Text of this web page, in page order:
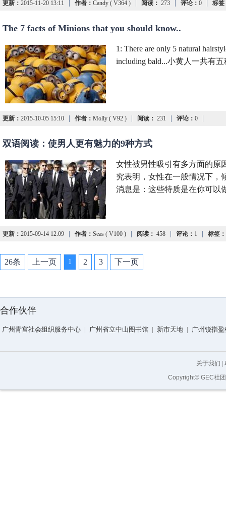
更新： 2015-11-20 13:11 作者： Candy ( V364 ) 阅读： 273 评论： 0 标签
The 7 facts of Minions that you should know..
1: There are only 5 natural
including bald...小黄人一共有
更新： 2015-10-05 15:10 作者： Molly ( V92 ) 阅读： 231 评论： 0
双语阅读：使男人更有魅力的9种方式
女性被男性吸引有多方面的原
究表明，女性在一般情况下，
消息是：这些特质是在你可以
更新： 2015-09-14 12:09 作者： Seas ( V100 ) 阅读： 458 评论： 1 标签：
26条 上一页 1 2 3 下一页
合作伙伴
广州青宫社会组织服务中心 | 广州省立中山图书馆 | 新市天地 | 广州锐指
关于我们 |
Copyright© GEC社